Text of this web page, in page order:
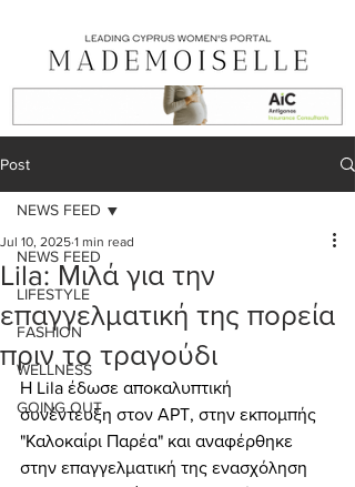
Post
NEWS FEED
LIFESTYLE
FASHION
WELLNESS
GOING OUT
NEWS FEED
Lila: Μιλά για την
επαγγελματική της πορεία
πριν το τραγούδι
Jul 10, 2025 1 min read
Η Lila έδωσε αποκαλυπτική
συνέντευξη στον ΑΡΤ, στην εκπομπής
"Καλοκαίρι Παρέα" και αναφέρθηκε
στην επαγγελματική της ενασχόληση